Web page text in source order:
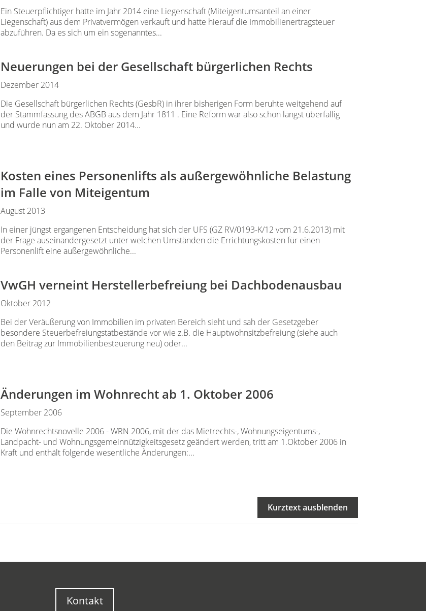
Ein Steuerpflichtiger hatte im Jahr 2014 eine Liegenschaft (Miteigentumsanteil an einer
Liegenschaft) aus dem Privatvermögen verkauft und hatte hierauf die Immobilienertragsteuer
abzuführen. Da es sich um ein sogenanntes...
Neuerungen bei der Gesellschaft bürgerlichen Rechts
Dezember 2014
Die Gesellschaft bürgerlichen Rechts (GesbR) in ihrer bisherigen Form beruhte weitgehend auf
der Stammfassung des ABGB aus dem Jahr 1811 . Eine Reform war also schon längst überfällig
und wurde nun am 22. Oktober 2014...
Kosten eines Personenlifts als außergewöhnliche Belastung
im Falle von Miteigentum
August 2013
In einer jüngst ergangenen Entscheidung hat sich der UFS (GZ RV/0193-K/12 vom 21.6.2013) mit
der Frage auseinandergesetzt unter welchen Umständen die Errichtungskosten für einen
Personenlift eine außergewöhnliche...
VwGH verneint Herstellerbefreiung bei Dachbodenausbau
Oktober 2012
Bei der Veräußerung von Immobilien im privaten Bereich sieht und sah der Gesetzgeber
besondere Steuerbefreiungstatbestände vor wie z.B. die Hauptwohnsitzbefreiung (siehe auch
den Beitrag zur Immobilienbesteuerung neu) oder...
Änderungen im Wohnrecht ab 1. Oktober 2006
September 2006
Die Wohnrechtsnovelle 2006 - WRN 2006, mit der das Mietrechts-, Wohnungseigentums-,
Landpacht- und Wohnungsgemeinnützigkeitsgesetz geändert werden, tritt am 1.Oktober 2006 in
Kraft und enthält folgende wesentliche Änderungen:...
Kurztext ausblenden
Kontakt